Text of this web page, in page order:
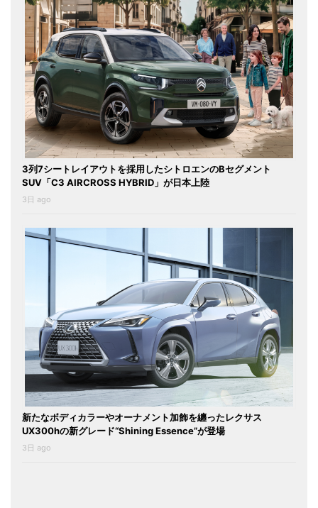
3列7シートレイアウトを採用したシトロエンのBセグメント
SUV「C3 AIRCROSS HYBRID」が日本上陸
3日 ago
新たなボディカラーやオーナメント加飾を纏ったレクサス
UX300hの新グレード“Shining Essence”が登場
3日 ago